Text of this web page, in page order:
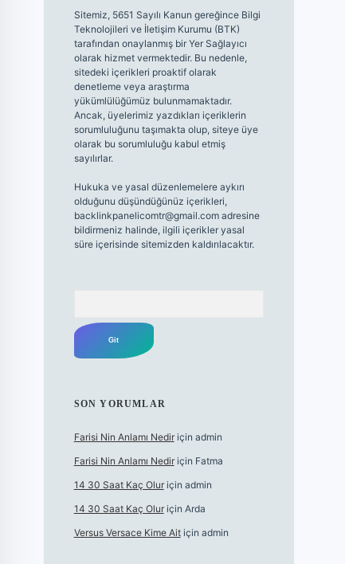
Sitemiz, 5651 Sayılı Kanun gereğince Bilgi
Teknolojileri ve İletişim Kurumu (BTK)
tarafından onaylanmış bir Yer Sağlayıcı
olarak hizmet vermektedir. Bu nedenle,
sitedeki içerikleri proaktif olarak
denetleme veya araştırma
yükümlülüğümüz bulunmamaktadır.
Ancak, üyelerimiz yazdıkları içeriklerin
sorumluluğunu taşımakta olup, siteye üye
olarak bu sorumluluğu kabul etmiş
sayılırlar.
Hukuka ve yasal düzenlemelere aykırı
olduğunu düşündüğünüz içerikleri,
backlinkpanelicomtr@gmail.comadresine
bildirmeniz halinde, ilgili içerikler yasal
süre içerisinde sitemizden kaldırılacaktır.
SON YORUMLAR
Farisi Nin Anlamı Nediriçin admin
Farisi Nin Anlamı Nediriçin Fatma
14 30 Saat Kaç Oluriçin admin
14 30 Saat Kaç Oluriçin Arda
Versus Versace Kime Aitiçin admin